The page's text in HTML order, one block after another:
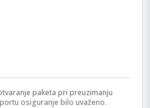
paketa pri preuzimanju
osiguranje bilo uvaženo.